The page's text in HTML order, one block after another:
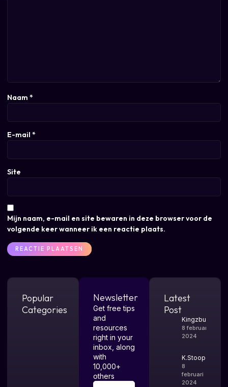
Naam *
E-mail *
Site
Mijn naam, e-mail en site bewaren in deze browser voor de
volgende keer wanneer ik een reactie plaats.
Popular
Categories
Newsletter
Get free tips
and
resources
right in your
inbox, along
with
10,000+
others
Latest
Post
Kingzburger
8 februari
2024
K.Stoop
8
februari
2024